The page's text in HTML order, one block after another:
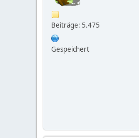
Beiträge: 5.475
Gespeichert